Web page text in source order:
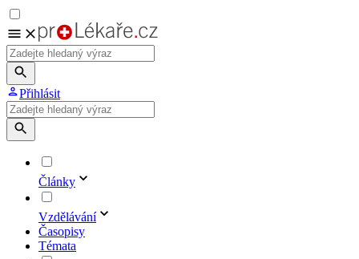
Přihlásit
Články
Vzdělávání
Časopisy
Témata